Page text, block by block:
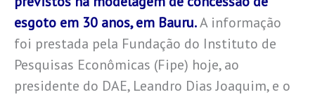
esgoto em 30 anos, em Bauru.A informação
foi prestada pela Fundação do Instituto de
Pesquisas Econômicas (Fipe) hoje, ao
presidente do DAE, Leandro Dias Joaquim, e o